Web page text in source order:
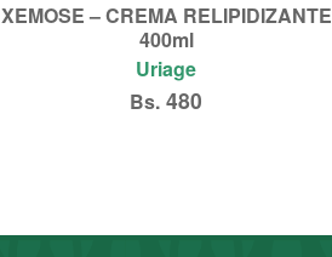
XEMOSE – CREMA RELIPIDIZANTE
400ml
Uriage
Bs. 480